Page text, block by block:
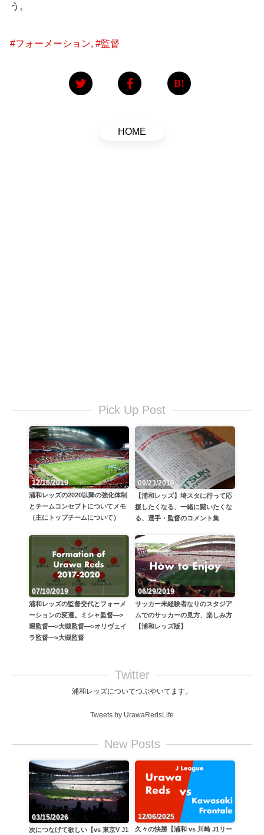
う。
#フォーメーション, #監督
HOME
Pick Up Post
12/16/2019
浦和レッズの2020以降の強化体制
とチームコンセプトについてメモ
（主にトップチームについて）
09/23/2019
【浦和レッズ】埼スタに行って応
援したくなる、一緒に闘いたくな
る、選手・監督のコメント集
07/10/2019
浦和レッズの監督交代とフォーメ
ーションの変遷。ミシャ監督—>
堀監督—>大槻監督—>オリヴェイ
ラ監督—>大槻監督
06/29/2019
サッカー未経験者なりのスタジア
ムでのサッカーの見方、楽しみ方
【浦和レッズ版】
Twitter
浦和レッズについてつぶやいてます。
Tweets by UrawaRedsLife
New Posts
03/15/2026
次につなげて欲しい【vs 東京V J1
12/06/2025
久々の快勝【浦和 vs 川崎 J1リー